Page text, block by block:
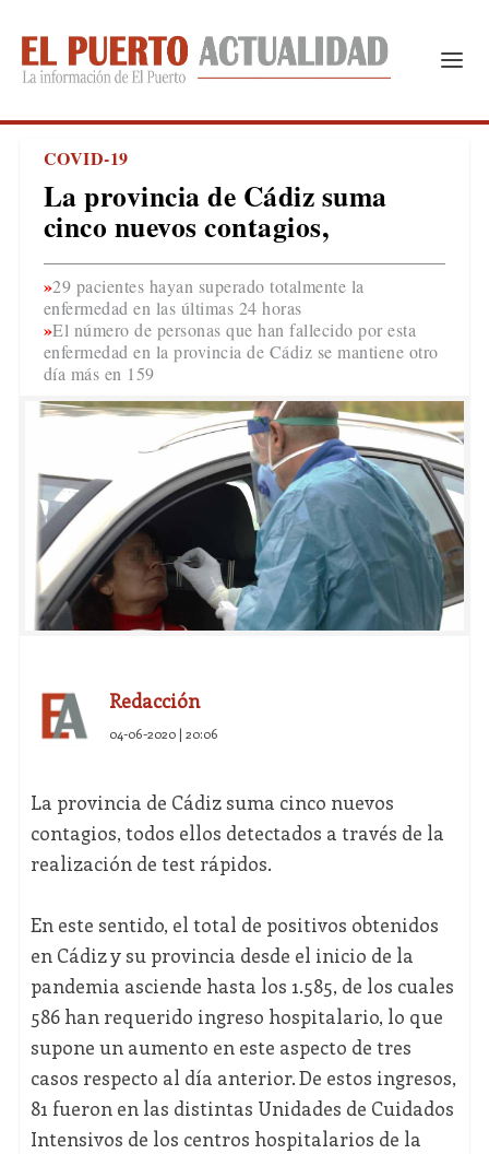
COVID-19
La provincia de Cádiz suma
cinco nuevos contagios,
29 pacientes hayan superado totalmente la
enfermedad en las últimas 24 horas
El número de personas que han fallecido por esta
enfermedad en la provincia de Cádiz se mantiene otro
día más en 159
Redacción
04-06-2020 | 20:06
La provincia de Cádiz suma cinco nuevos
contagios, todos ellos detectados a través de la
realización de test rápidos.
En este sentido, el total de positivos obtenidos
en Cádiz y su provincia desde el inicio de la
pandemia asciende hasta los 1.585, de los cuales
586 han requerido ingreso hospitalario, lo que
supone un aumento en este aspecto de tres
casos respecto al día anterior. De estos ingresos,
81 fueron en las distintas Unidades de Cuidados
Intensivos de los centros hospitalarios de la